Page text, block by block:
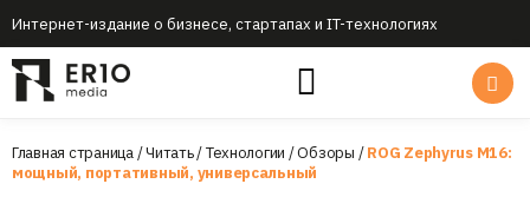
Интернет-издание о бизнесе, стартапах и IT-технологиях
Главная страница/Читать/Технологии /Обзоры /ROG Zephyrus M16:
мощный, портативный, универсальный